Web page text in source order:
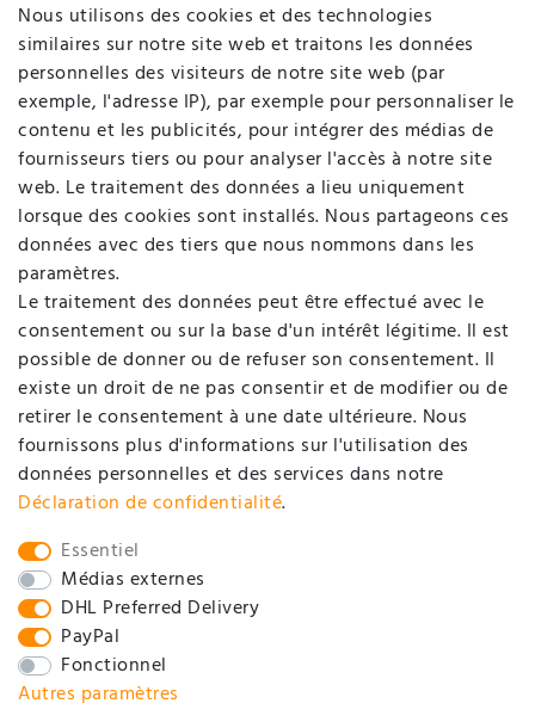
Rétracter le contrat ici
MON COMPTE
Enregistrer
Login
SOCIÉTÉ
Contact
Déclaration de protection de données
Conditions générales d'affaires / Informations pour
clients
Mentions légales
SOCIAL
Nous utilisons des cookies et des technologies
similaires sur notre site web et traitons les données
personnelles des visiteurs de notre site web (par
exemple, l'adresse IP), par exemple pour personnaliser le
contenu et les publicités, pour intégrer des médias de
fournisseurs tiers ou pour analyser l'accès à notre site
web. Le traitement des données a lieu uniquement
lorsque des cookies sont installés. Nous partageons ces
données avec des tiers que nous nommons dans les
paramètres.
Le traitement des données peut être effectué avec le
consentement ou sur la base d'un intérêt légitime. Il est
possible de donner ou de refuser son consentement. Il
existe un droit de ne pas consentir et de modifier ou de
retirer le consentement à une date ultérieure. Nous
fournissons plus d'informations sur l'utilisation des
données personnelles et des services dans notre
Déclaration de confidentialité.
Essentiel
Médias externes
DHL Preferred Delivery
PayPal
Fonctionnel
Autres paramètres